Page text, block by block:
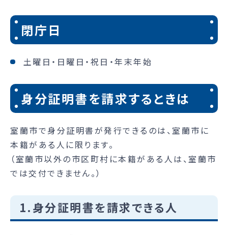
閉庁日
土曜日・日曜日・祝日・年末年始
身分証明書を請求するときは
室蘭市で身分証明書が発行できるのは、室蘭市に
本籍がある人に限ります。
（室蘭市以外の市区町村に本籍がある人は、室蘭市
では交付できません。）
1.身分証明書を請求できる人